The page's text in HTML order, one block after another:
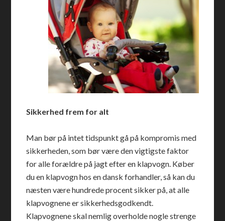
Sikkerhed frem for alt
Man bør på intet tidspunkt gå på kompromis med
sikkerheden, som bør være den vigtigste faktor
for alle forældre på jagt efter en klapvogn. Køber
du en klapvogn hos en dansk forhandler, så kan du
næsten være hundrede procent sikker på, at alle
klapvognene er sikkerhedsgodkendt.
Klapvognene skal nemlig overholde nogle strenge